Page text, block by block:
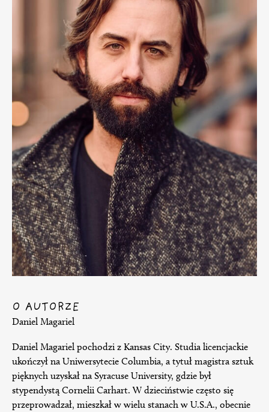
O AUTORZE
Daniel Magariel
Daniel Magariel pochodzi z Kansas City. Studia licencjackie
ukończył na Uniwersytecie Columbia, a tytuł magistra sztuk
pięknych uzyskał na Syracuse University, gdzie był
stypendystą Cornelii Carhart. W dzieciństwie często się
przeprowadzał, mieszkał w wielu stanach w U.S.A., obecnie